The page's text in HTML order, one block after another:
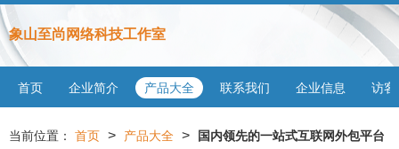
象山至尚网络科技工作室
首页 企业简介 产品大全 联系我们 企业信息 访客
当前位置： 首页 > 产品大全 >
国内领先的一站式互联网外包平台